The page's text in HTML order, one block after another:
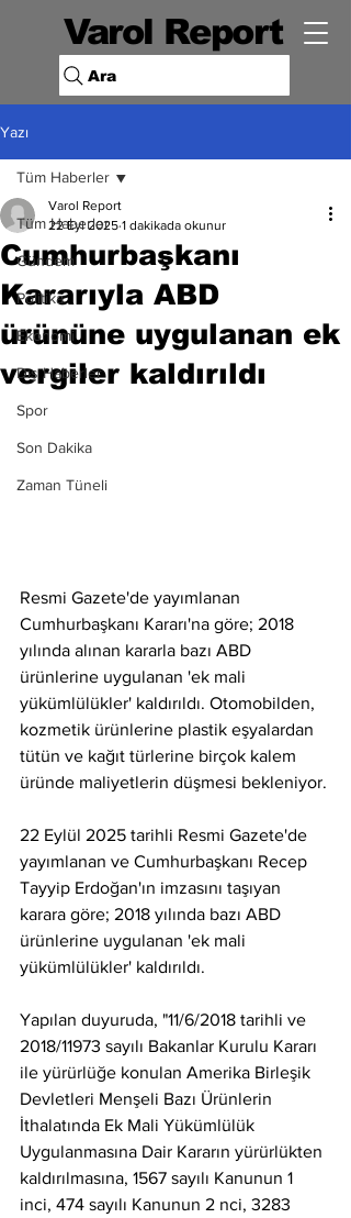
Varol Report
Ara
Yazı
Tüm Haberler
Gündem
Politika
Ekonomi
Dış Haberler
Spor
Son Dakika
Zaman Tüneli
Tüm Haberler
Cumhurbaşkanı
Kararıyla ABD
ürününe uygulanan ek
vergiler kaldırıldı
Varol Report
22 Eyl 2025 1 dakikada okunur
Resmi Gazete'de yayımlanan
Cumhurbaşkanı Kararı'na göre; 2018
yılında alınan kararla bazı ABD
ürünlerine uygulanan 'ek mali
yükümlülükler' kaldırıldı. Otomobilden,
kozmetik ürünlerine plastik eşyalardan
tütün ve kağıt türlerine birçok kalem
üründe maliyetlerin düşmesi bekleniyor.
22 Eylül 2025 tarihli Resmi Gazete'de
yayımlanan ve Cumhurbaşkanı Recep
Tayyip Erdoğan'ın imzasını taşıyan
karara göre; 2018 yılında bazı ABD
ürünlerine uygulanan 'ek mali
yükümlülükler' kaldırıldı.
Yapılan duyuruda, "11/6/2018 tarihli ve
2018/11973 sayılı Bakanlar Kurulu Kararı
ile yürürlüğe konulan Amerika Birleşik
Devletleri Menşeli Bazı Ürünlerin
İthalatında Ek Mali Yükümlülük
Uygulanmasına Dair Kararın yürürlükten
kaldırılmasına, 1567 sayılı Kanunun 1
inci, 474 sayılı Kanunun 2 nci, 3283